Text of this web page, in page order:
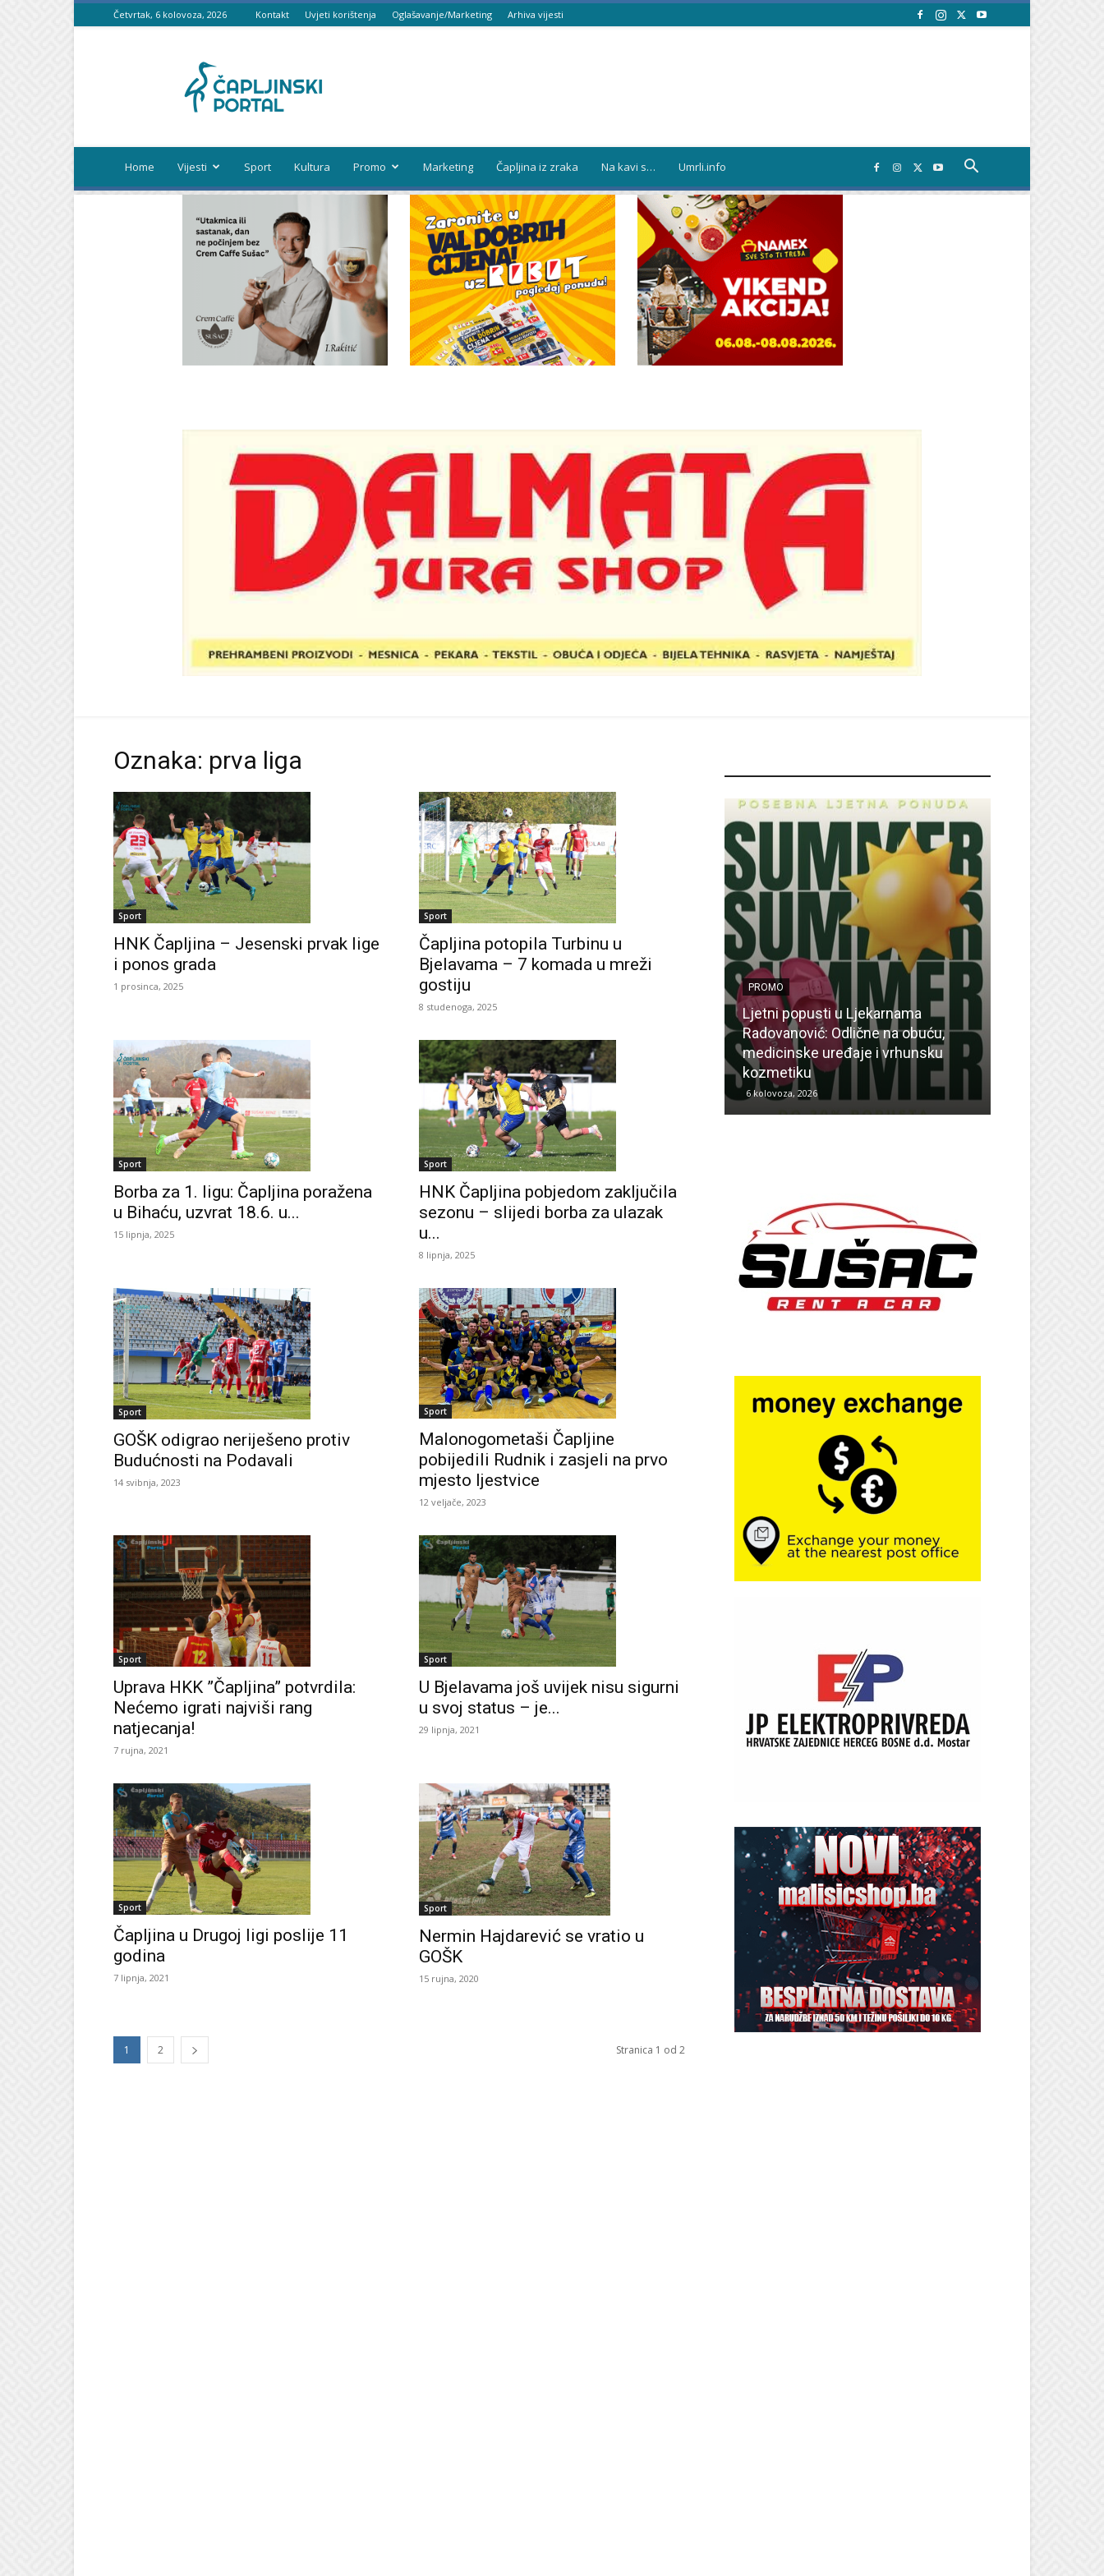
Četvrtak, 6 kolovoza, 2026 Kontakt Uvjeti korištenja Oglašavanje/Marketing Arhiva vijesti
portal
Home Vijesti Sport Kultura Promo Marketing Čapljina iz zraka Na kavi s… Umrli.info
Oznaka: prva liga
Sport
HNK Čapljina – Jesenski prvak lige
i ponos grada
1 prosinca, 2025
Sport
Čapljina potopila Turbinu u
Bjelavama – 7 komada u mreži
gostiju
8 studenoga, 2025
Sport
Borba za 1. ligu: Čapljina poražena
u Bihaću, uzvrat 18.6. u...
15 lipnja, 2025
Sport
HNK Čapljina pobjedom zaključila
sezonu – slijedi borba za ulazak
u...
8 lipnja, 2025
Sport
GOŠK odigrao neriješeno protiv
Budućnosti na Podavali
14 svibnja, 2023
Sport
Malonogometaši Čapljine
pobijedili Rudnik i zasjeli na prvo
mjesto ljestvice
12 veljače, 2023
Sport
Uprava HKK ”Čapljina” potvrdila:
Nećemo igrati najviši rang
natjecanja!
7 rujna, 2021
Sport
U Bjelavama još uvijek nisu sigurni
u svoj status – je...
29 lipnja, 2021
Sport
Čapljina u Drugoj ligi poslije 11
godina
7 lipnja, 2021
Sport
Nermin Hajdarević se vratio u
GOŠK
15 rujna, 2020
1 2 Stranica 1 od 2
PROMO
Ljetni popusti u Ljekarnama
Radovanović: Odlične na obuću,
medicinske uređaje i vrhunsku
kozmetiku
6 kolovoza, 2026